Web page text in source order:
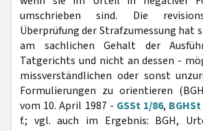
umschrieben sind. Die
Überprüfung der Strafzumessung hat
am sachlichen Gehalt der
Tatgerichts und nicht an dessen -
missverständlichen oder sonst
Formulierungen zu orientieren
vom 10. April 1987 - GSSt 1/86,
f.; vgl. auch im Ergebnis: BGH,